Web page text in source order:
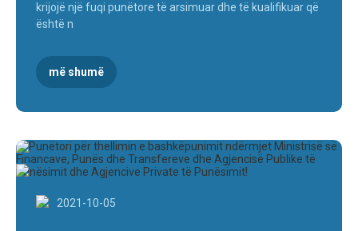
krijojë një fuqi punëtore të arsimuar dhe të kualifikuar që
është n
më shumë
2021-10-05